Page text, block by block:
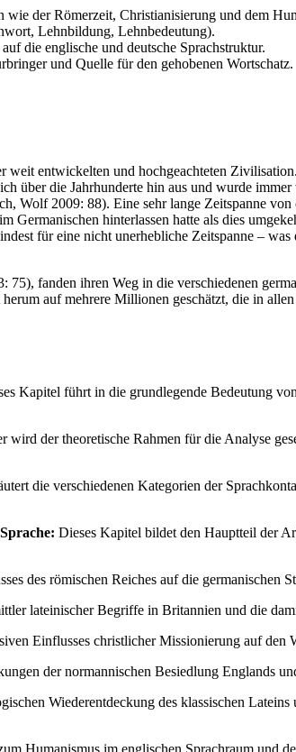
wie der Römerzeit, Christianisierung und dem
Lehnbildung, Lehnbedeutung).
die englische und deutsche Sprachstruktur.
und Quelle für den gehobenen Wortschatz.
weit entwickelten und hochgeachteten
über die Jahrhunderte hin aus und wurde
Wolf 2009: 88). Eine sehr lange Zeitspanne
Germanischen hinterlassen hatte als dies
für eine nicht unerhebliche Zeitspanne –
75), fanden ihren Weg in die verschiedenen
auf mehrere Millionen geschätzt, die in
Kapitel führt in die grundlegende Bedeutung
wird der theoretische Rahmen für die Analyse
die verschiedenen Kategorien der
Dieses Kapitel bildet den Hauptteil der
des römischen Reiches auf die
lateinischer Begriffe in Britannien und die
Einflusses christlicher Missionierung auf
der normannischen Besiedlung Englands
Wiederentdeckung des klassischen
Humanismus im englischen Sprachraum und